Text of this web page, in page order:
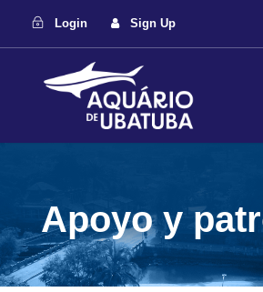
Login Sign Up
Apoyo y